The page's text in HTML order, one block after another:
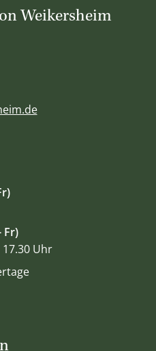
Weikersheim
Fr)
17.30 Uhr